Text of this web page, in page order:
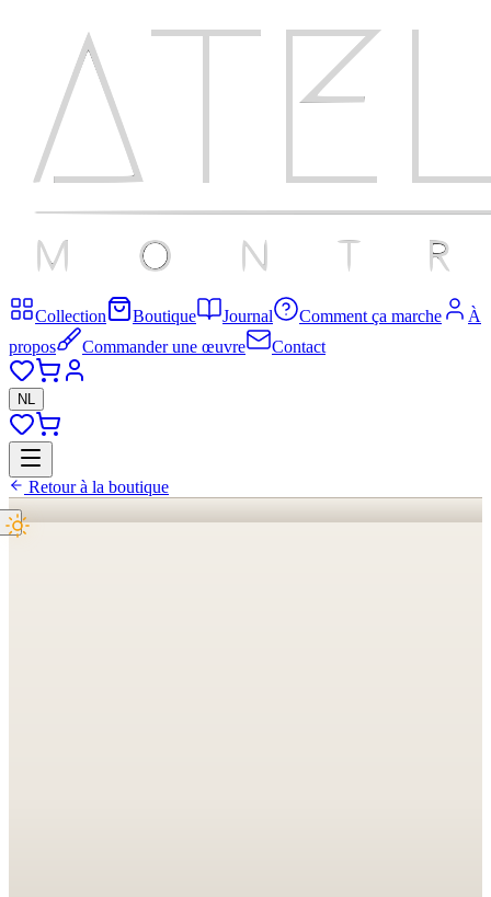
Collection Boutique Journal Comment ça marche
À
propos
Commander une œuvre Contact
NL
Retour à la boutique